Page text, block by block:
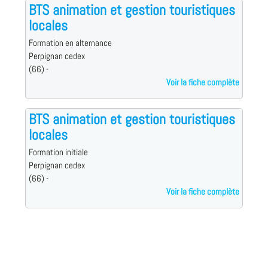
BTS animation et gestion touristiques
locales
Formation en alternance
Perpignan cedex
(66) -
Voir la fiche complète
BTS animation et gestion touristiques
locales
Formation initiale
Perpignan cedex
(66) -
Voir la fiche complète